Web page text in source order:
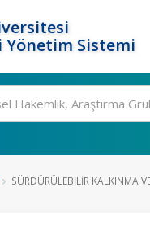
Yönetim Sistemi
SÜRDÜRÜLEBILIR KALKINMA